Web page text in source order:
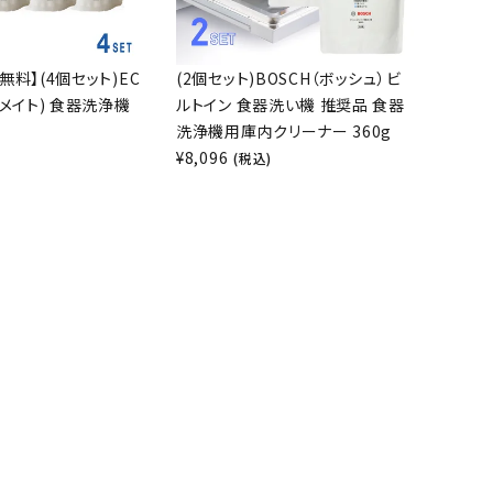
料】(4個セット)EC
イト) 食器洗浄機
(2個セット)BOSCH（ボッシュ）ビ
ルトイン 食器洗い機 推奨品 食器
洗浄機用庫内クリーナー 360g
¥8,096 (税込)